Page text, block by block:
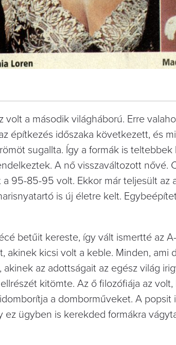
volt a második világháború. Erre
építkezés időszaka következett, és
sugallta. Így a formák is
A nő visszaváltozott nővé.
a 95-85-95 volt. Ekkor már teljesült az
is új életre kelt.
betűit kereste, így vált ismertté az
akinek kicsi volt a keble. Minden, ami
akinek az adottságait az egész világ
kitömte. Az ő filozófiája az
a domborműveket. A popsit
ez ügyben is kerekded formákra